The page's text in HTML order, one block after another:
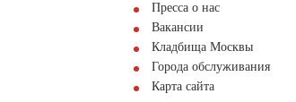
Пресса о нас
Вакансии
Кладбища Москвы
Города обслуживания
Карта сайта